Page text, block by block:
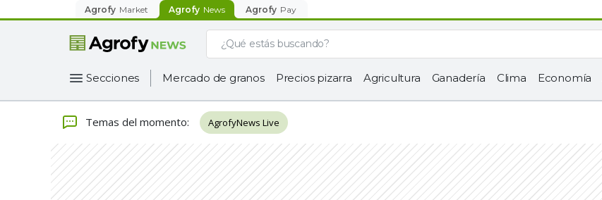
Agrofy Market Agrofy News Agrofy Pay
Secciones Mercado de granos Precios pizarra Agricultura Ganadería Clima Economía
Temas del momento: AgrofyNews Live